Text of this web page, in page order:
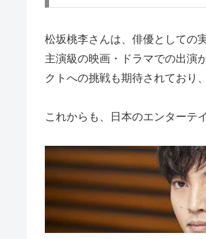
松坂桃李さんは、俳優としての
主演級の映画・ドラマでの出演
クトへの挑戦も期待されており
これからも、日本のエンターテ